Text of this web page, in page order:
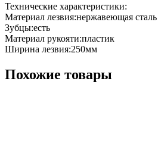
Технические характеристики:
Материал лезвия:нержавеющая сталь
Зубцы:есть
Материал рукояти:пластик
Ширина лезвия:250мм
Похожие товары